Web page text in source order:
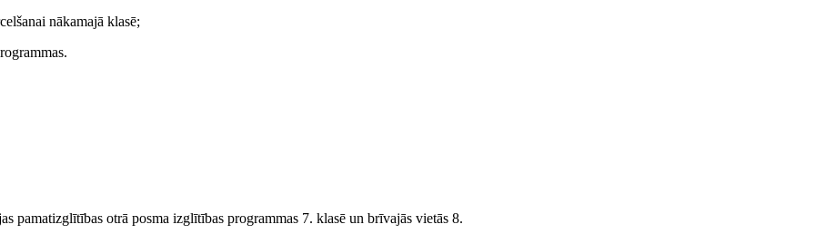
nākamajā klasē;
pamatizglītības otrā posma izglītības programmas 7. klasē un brīvajās vietās 8.